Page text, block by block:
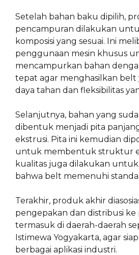
Setelah bahan baku dipilih,
pencampuran dilakukan
komposisi yang sesuai. Ini
penggunaan mesin khusus
mencampurkan bahan
tepat agar menghasilkan belt
daya tahan dan fleksibilitas
Selanjutnya, bahan yang
dibentuk menjadi pita
ekstrusi. Pita ini kemudian
untuk membentuk struktur
kualitas juga dilakukan
bahwa belt memenuhi
Terakhir, produk akhir
pengepakan dan distribusi ke
termasuk di daerah-daerah
Istimewa Yogyakarta, agar
berbagai aplikasi industri.